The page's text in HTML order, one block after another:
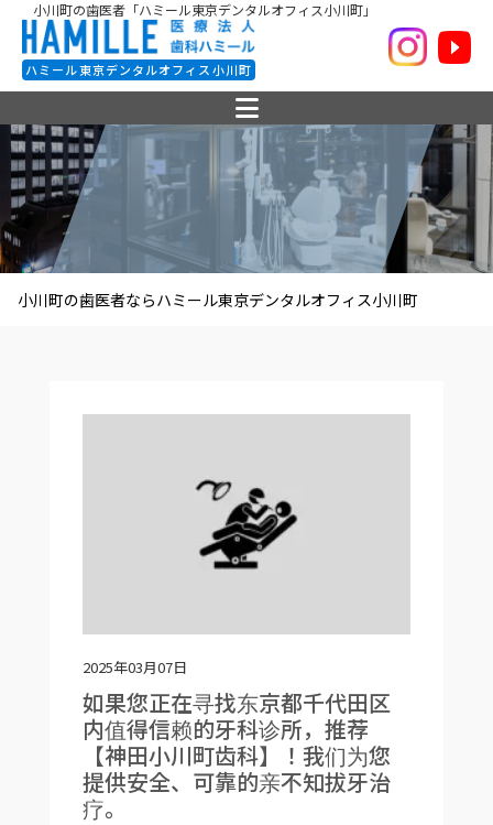
小川町の歯医者「ハミール東京デンタルオフィス小川町」
ハミール東京デンタルオフィス小川町
小川町の歯医者ならハミール東京デンタルオフィス小川町
2025年03月07日
如果您正在寻找东京都千代田区
内值得信赖的牙科诊所，推荐
【神田小川町齿科】！我们为您
提供安全、可靠的亲不知拔牙治
疗。